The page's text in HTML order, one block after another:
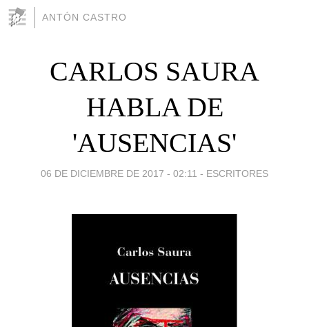
ANTÓN CASTRO
CARLOS SAURA
HABLA DE
'AUSENCIAS'
06 DE DICIEMBRE DE 2017 - 02:11 - ESCRITORES